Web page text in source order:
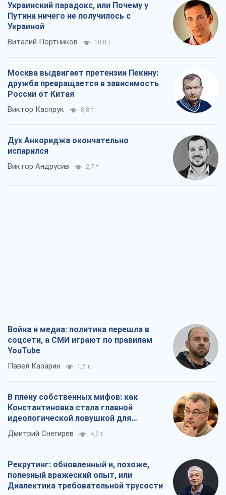
Украинский парадокс, или Почему у
Путина ничего не получилось с
Украиной
Виталий Портников 10,0 т.
Москва выдвигает претензии Пекину:
дружба превращается в зависимость
России от Китая
Виктор Каспрук 8,8 т.
Дух Анкориджа окончательно
испарился
Виктор Андрусив 2,7 т.
Война и медиа: политика перешла в
соцсети, а СМИ играют по правилам
YouTube
Павел Казарин 1,5 т.
В плену собственных мифов: как
Константиновка стала главной
идеологической ловушкой для
российских оккупантов
Дмитрий Снегирев 4,0 т.
Рекрутинг: обновленный и, похоже,
полезный вражеский опыт, или
Диалектика требовательной трусости